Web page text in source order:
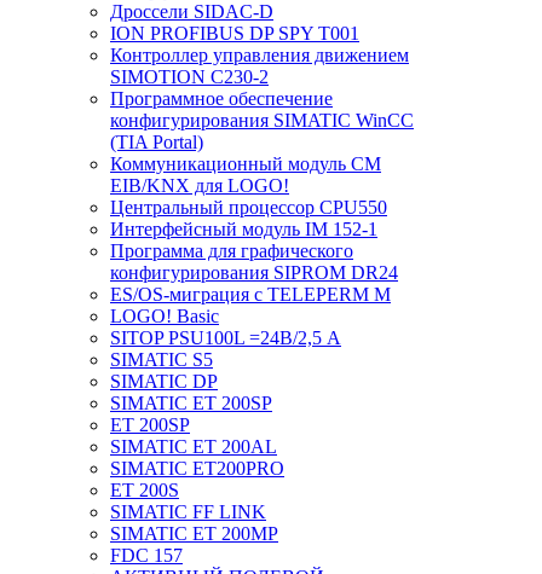
Дроссели SIDAC-D
ION PROFIBUS DP SPY T001
Контроллер управления движением
SIMOTION C230-2
Программное обеспечение
конфигурирования SIMATIC WinCC
(TIA Portal)
Коммуникационный модуль CM
EIB/KNX для LOGO!
Центральный процессор CPU550
Интерфейсный модуль IM 152-1
Программа для графического
конфигурирования SIPROM DR24
ES/OS-миграция с TELEPERM M
LOGO! Basic
SITOP PSU100L =24В/2,5 A
SIMATIC S5
SIMATIC DP
SIMATIC ET 200SP
ET 200SP
SIMATIC ET 200AL
SIMATIC ET200PRO
ET 200S
SIMATIC FF LINK
SIMATIC ET 200MP
FDC 157